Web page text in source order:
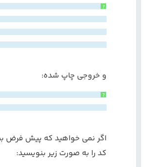
?
و خروجی چاپ شده:
?
اگر نمی خواهید که پیش فرض
کد را به صورت زیر بنویسید: